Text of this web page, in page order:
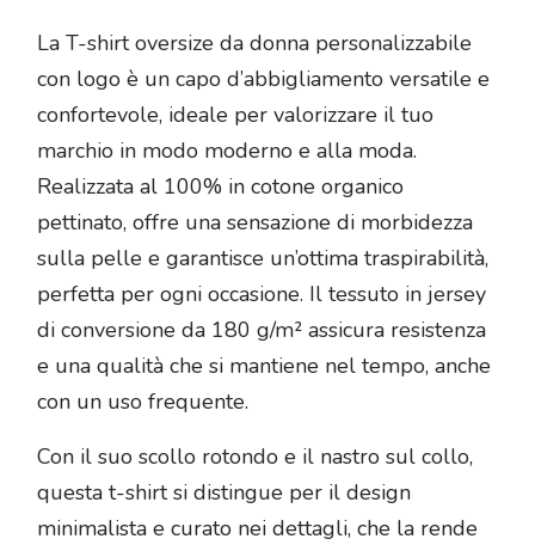
La T-shirt oversize da donna personalizzabile
con logo è un capo d’abbigliamento versatile e
confortevole, ideale per valorizzare il tuo
marchio in modo moderno e alla moda.
Realizzata al 100% in cotone organico
pettinato, offre una sensazione di morbidezza
sulla pelle e garantisce un’ottima traspirabilità,
perfetta per ogni occasione. Il tessuto in jersey
di conversione da 180 g/m² assicura resistenza
e una qualità che si mantiene nel tempo, anche
con un uso frequente.
Con il suo scollo rotondo e il nastro sul collo,
questa t-shirt si distingue per il design
minimalista e curato nei dettagli, che la rende